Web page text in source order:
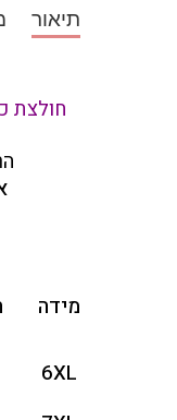
תיאור
חולצת
מידה
6XL